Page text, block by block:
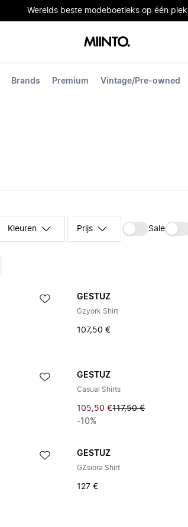
Werelds beste modeboetieks op één plek
Brands Premium Vintage/Pre-owned
Kleuren Prijs Sale
GESTUZ
Gzyork Shirt
107,50 €
GESTUZ
Casual Shirts
105,50 €117,50 €
-10%
GESTUZ
GZsiora Shirt
127 €